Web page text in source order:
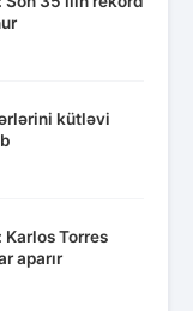
kütləvi
Torres
aparır